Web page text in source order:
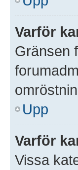
Varför
Gränsen
Upp
Varför
Vissa